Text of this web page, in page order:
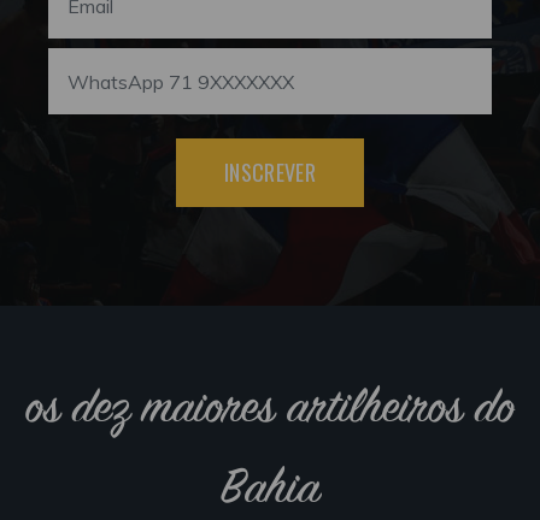
INSCREVER
os dez maiores artilheiros do
Bahia